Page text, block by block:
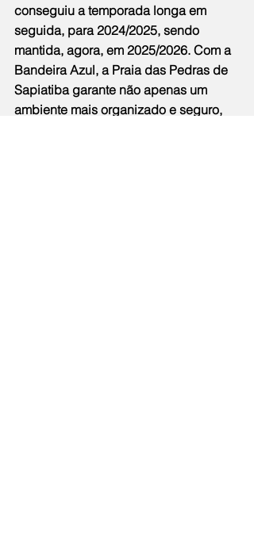
conseguiu a temporada longa em
seguida, para 2024/2025, sendo
mantida, agora, em 2025/2026. Com a
Bandeira Azul, a Praia das Pedras de
Sapiatiba garante não apenas um
ambiente mais organizado e seguro,